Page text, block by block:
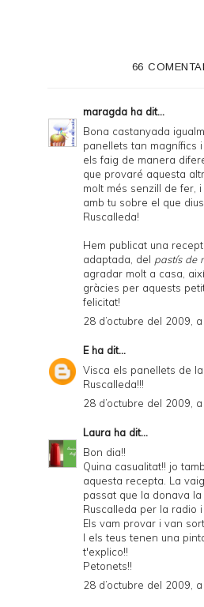
i
e
n
d
l
y
a
n
D
F
66
maragda ha dit...
Bona castanyada
panellets tan magnífics
els faig de manera
que provaré aquesta
molt més senzill de fer,
amb tu sobre el que
Ruscalleda!
Hem publicat una
adaptada, del pastís de
agradar molt a casa,
gràcies per aquests
felicitat!
28 d’octubre del 2009,
Eha dit...
Visca els panellets de
Ruscalleda!!!
28 d’octubre del 2009,
Laura ha dit...
Bon dia!!
Quina casualitat!! jo
aquesta recepta. La
passat que la donava la
Ruscalleda per la radio
Els vam provar i van
I els teus tenen una
t'explico!!
Petonets!!
28 d’octubre del 2009,